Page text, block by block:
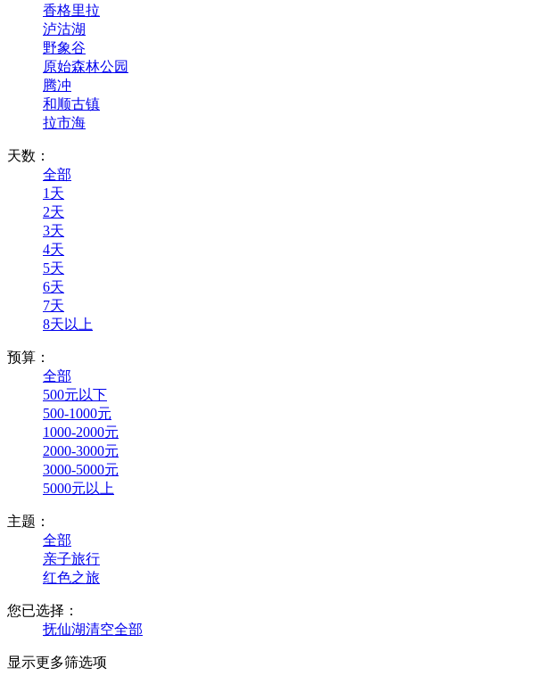
香格里拉
泸沽湖
野象谷
原始森林公园
腾冲
和顺古镇
拉市海
天数：
全部
1天
2天
3天
4天
5天
6天
7天
8天以上
预算：
全部
500元以下
500-1000元
1000-2000元
2000-3000元
3000-5000元
5000元以上
主题：
全部
亲子旅行
红色之旅
您已选择：
抚仙湖清空全部
显示更多筛选项